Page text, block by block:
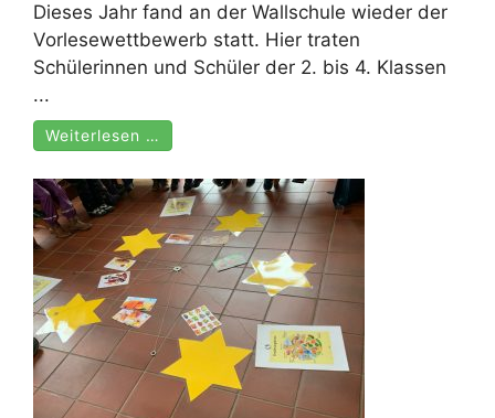
Dieses Jahr fand an der Wallschule wieder der
Vorlesewettbewerb statt. Hier traten
Schülerinnen und Schüler der 2. bis 4. Klassen
...
Weiterlesen …